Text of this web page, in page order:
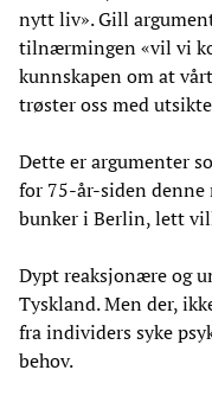
nytt liv». Gill
tilnærmingen «vil vi
kunnskapen om at
trøster oss med
Dette er argumenter
for 75-år-siden denne
bunker i Berlin, lett
Dypt reaksjonære og
Tyskland. Men der,
fra individers syke
behov.